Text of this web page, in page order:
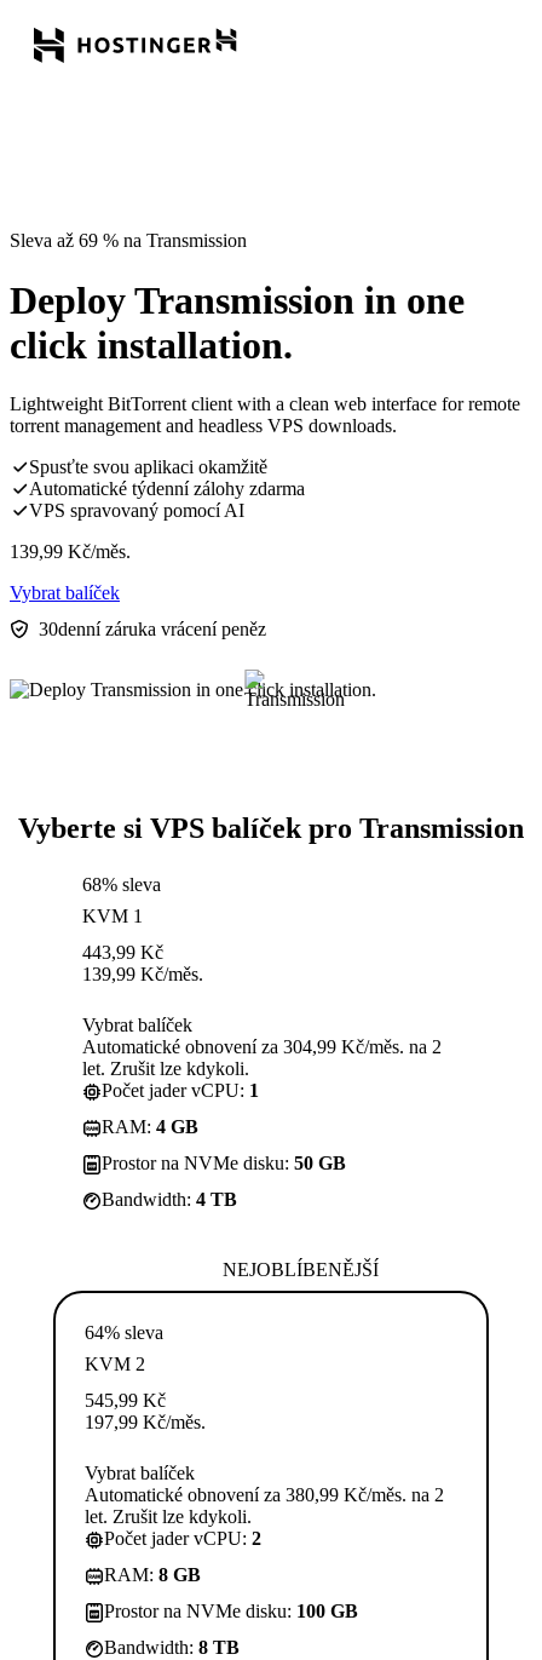
Sleva až 69 % na Transmission
Deploy Transmission in one
click installation.
Lightweight BitTorrent client with a clean web interface for remote
torrent management and headless VPS downloads.
Spusťte svou aplikaci okamžitě
Automatické týdenní zálohy zdarma
VPS spravovaný pomocí AI
139,99 Kč/měs.
Vybrat balíček
30denní záruka vrácení peněz
Vyberte si VPS balíček pro Transmission
68% sleva
KVM 1
443,99 Kč
139,99 Kč/měs.
Vybrat balíček
Automatické obnovení za 304,99 Kč/měs. na 2
let. Zrušit lze kdykoli.
Počet jader vCPU: 1
RAM: 4 GB
Prostor na NVMe disku: 50 GB
Bandwidth: 4 TB
NEJOBLÍBENĚJŠÍ
64% sleva
KVM 2
545,99 Kč
197,99 Kč/měs.
Vybrat balíček
Automatické obnovení za 380,99 Kč/měs. na 2
let. Zrušit lze kdykoli.
Počet jader vCPU: 2
RAM: 8 GB
Prostor na NVMe disku: 100 GB
Bandwidth: 8 TB